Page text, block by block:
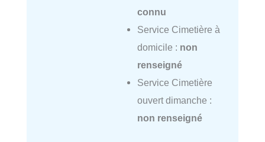
connu
Service Cimetière à
domicile : non
renseigné
Service Cimetière
ouvert dimanche :
non renseigné